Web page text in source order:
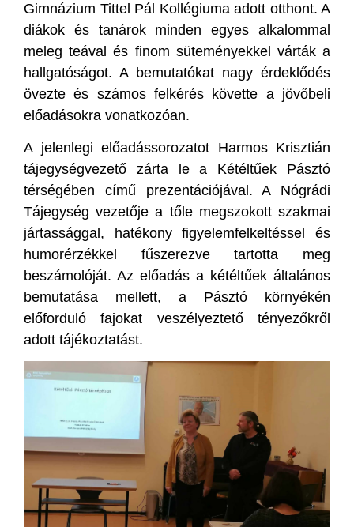
Gimnázium Tittel Pál Kollégiuma adott otthont. A
diákok és tanárok minden egyes alkalommal
meleg teával és finom süteményekkel várták a
hallgatóságot. A bemutatókat nagy érdeklődés
övezte és számos felkérés követte a jövőbeli
előadásokra vonatkozóan.
A jelenlegi előadássorozatot Harmos Krisztián
tájegységvezető zárta le a Kétéltűek Pásztó
térségében című prezentációjával. A Nógrádi
Tájegység vezetője a tőle megszokott szakmai
jártassággal, hatékony figyelemfelkeltéssel és
humorérzékkel fűszerezve tartotta meg
beszámolóját. Az előadás a kétéltűek általános
bemutatása mellett, a Pásztó környékén
előforduló fajokat veszélyeztető tényezőkről
adott tájékoztatást.